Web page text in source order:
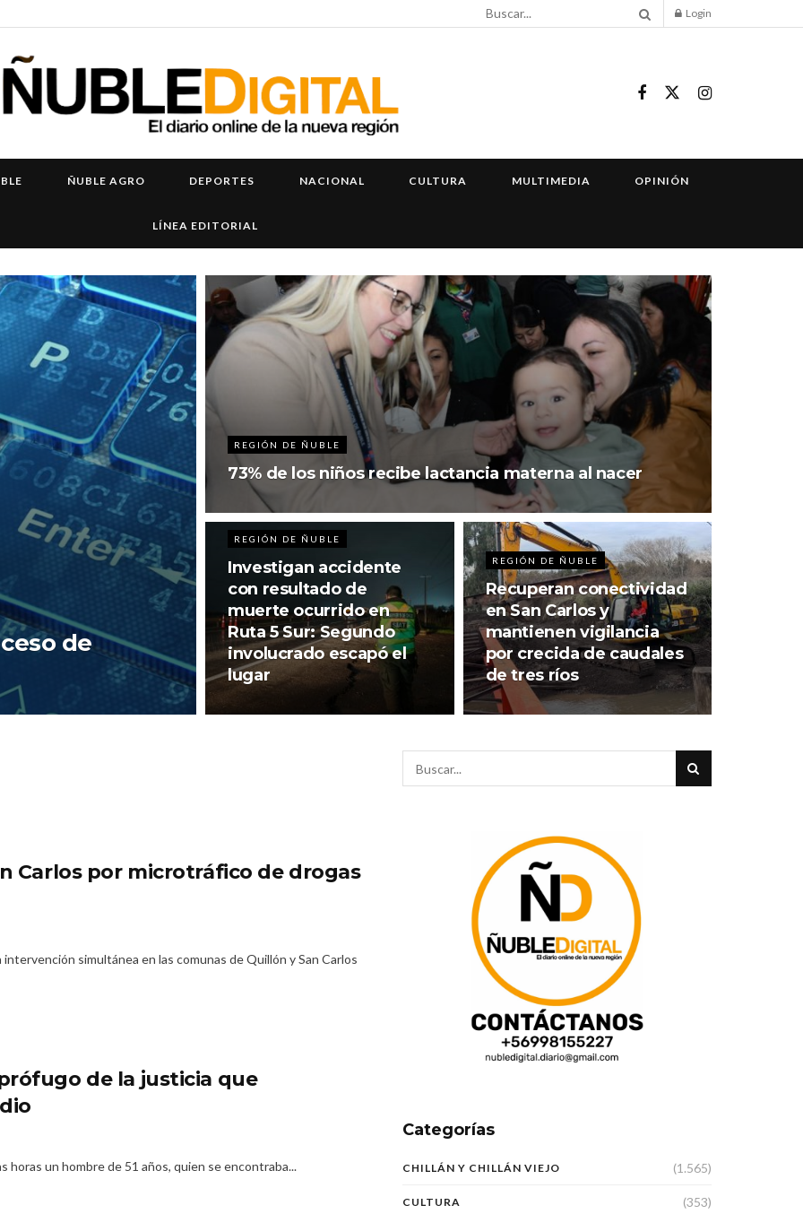
Login
ÑUBLE AGRO DEPORTES NACIONAL CULTURA MULTIMEDIA OPINIÓN
LÍNEA EDITORIAL
de
REGIÓN DE ÑUBLE
73% de los niños recibe lactancia materna al nacer
REGIÓN DE ÑUBLE
Investigan accidente
con resultado de
muerte ocurrido en
Ruta 5 Sur: Segundo
involucrado escapó el
lugar
REGIÓN DE ÑUBLE
Recuperan conectividad
en San Carlos y
mantienen vigilancia
por crecida de caudales
de tres ríos
Carlos por microtráfico de drogas
simultánea en las comunas de Quillón y San Carlos
de la justicia que
horas un hombre de 51 años, quien se encontraba...
Categorías
CHILLÁN Y CHILLÁN VIEJO (1.565)
CULTURA (353)